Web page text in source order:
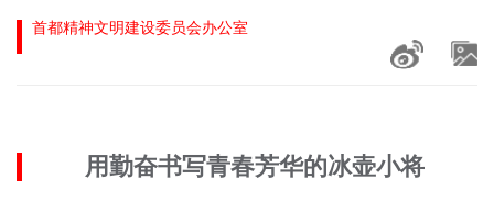
文明创建
未成年人思想道德建设
首都精神文明建设委员会办公室
用勤奋书写青春芳华的冰壶小将